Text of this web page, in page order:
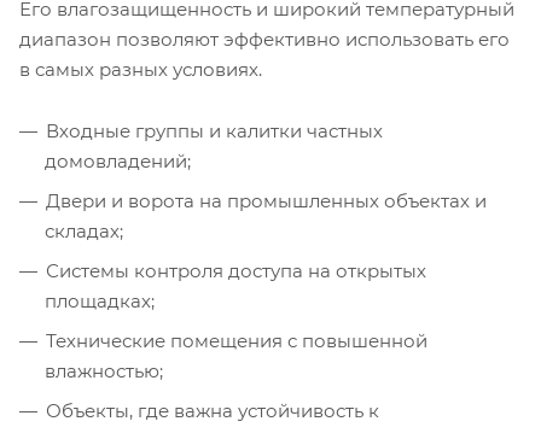
Его влагозащищенность и широкий температурный
диапазон позволяют эффективно использовать его
в самых разных условиях.
Входные группы и калитки частных
домовладений;
Двери и ворота на промышленных объектах и
складах;
Системы контроля доступа на открытых
площадках;
Технические помещения с повышенной
влажностью;
Объекты, где важна устойчивость к